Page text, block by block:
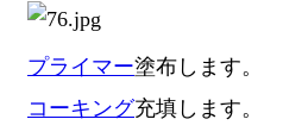
プライマー塗布します。
コーキング充填します。